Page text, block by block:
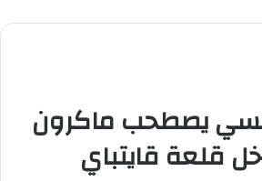
يصطحب ماكرون
قلعة قايتباي